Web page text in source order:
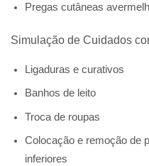
Pregas cutâneas
Simulação de Cuidados
Ligaduras e curativos
Banhos de leito
Troca de roupas
Colocação e remoção de
inferiores